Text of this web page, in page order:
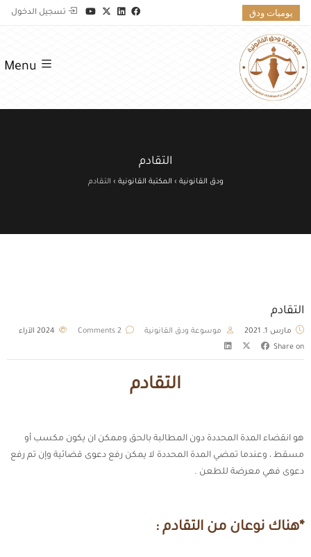
يوميات ودق تسجيل الدخول
Menu
التقادم
ودق القانونية › المكتبة القانونية › التقادم
التقادم
مارس 1, 2021 موسوعة ودق القانونية 2 Comments
الآراء
Share on
التقادم
هو انقضاء المدة المحددة دون المطالبة بالحق وممكن ان يكون مكسب أو
مسقط ، وعندما تمضي المدة المحددة لا يمكن رفع دعوى قضائية وإن تم رفع
دعوى فهي معرضة للطعن .
*هناك نوعان من التقادم :